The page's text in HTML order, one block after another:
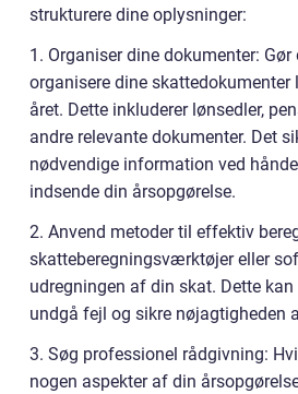
strukturere dine oplysninger:
1. Organiser dine dokumenter:
organisere dine skattedokumenter
året. Dette inkluderer lønsedler,
andre relevante dokumenter. Det
nødvendige information ved
indsende din årsopgørelse.
2. Anvend metoder til effektiv
skatteberegningsværktøjer eller
udregningen af din skat. Dette
undgå fejl og sikre nøjagtigheden
3. Søg professionel rådgivning:
nogen aspekter af din